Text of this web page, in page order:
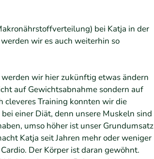
bei Katja in der
wir es auch weiterhin so
wir hier zukünftig etwas ändern
auf Gewichtsabnahme sondern auf
cleveres Training konnten wir die
einer Diät, denn unsere Muskeln sind
umso höher ist unser Grundumsatz
Katja seit Jahren mehr oder weniger
Der Körper ist daran gewöhnt.